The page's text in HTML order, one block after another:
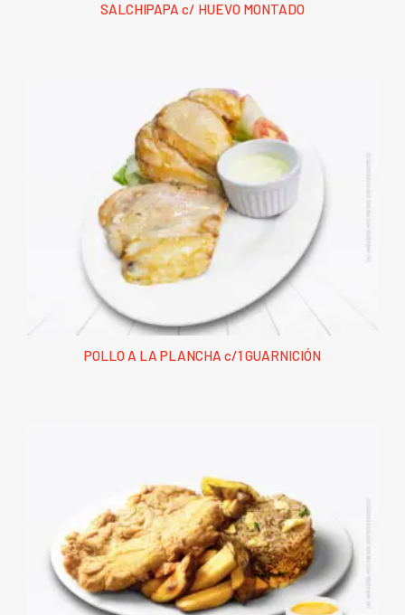
SALCHIPAPA c/ HUEVO MONTADO
POLLO A LA PLANCHA c/1 GUARNICIÓN